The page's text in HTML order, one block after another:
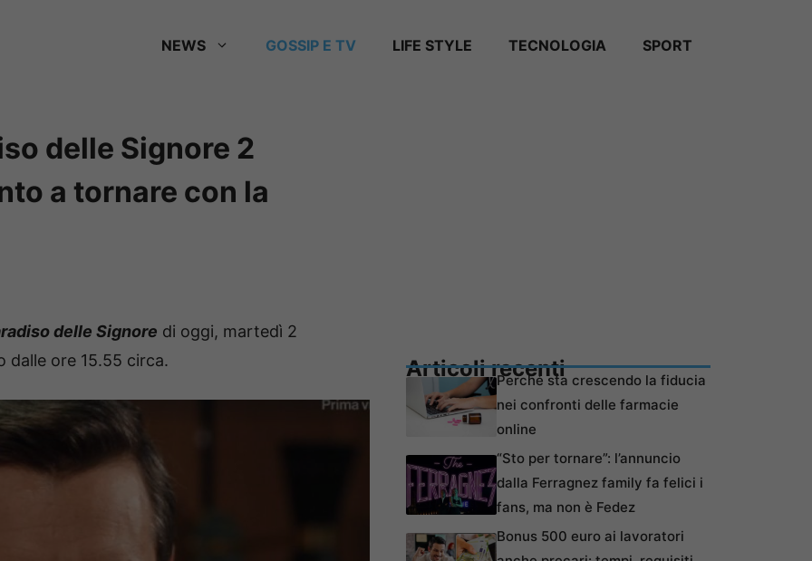
NEWS GOSSIP E TV LIFE STYLE TECNOLOGIA SPORT
delle Signore 2
a tornare con la
delle Signore di oggi, martedì 2
dalle ore 15.55 circa.
Articoli recentiPerché sta crescendo la fiducia
nei confronti delle farmacie
online
“Sto per tornare”: l’annuncio
dalla Ferragnez family fa felici i
fans, ma non è Fedez
Bonus 500 euro ai lavoratori